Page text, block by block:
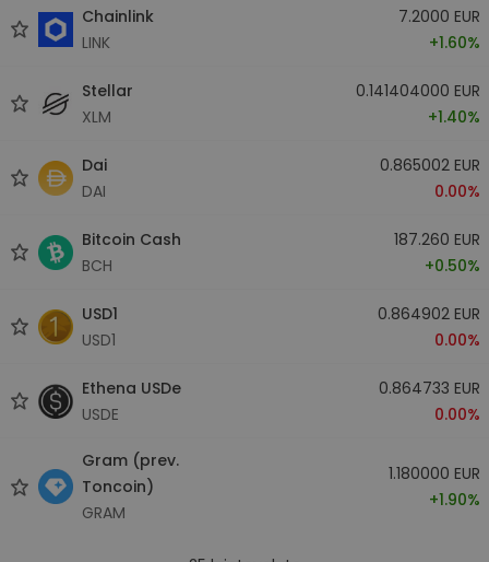
Chainlink
LINK
7.2000 EUR
+1.60%
Stellar
XLM
0.141404000 EUR
+1.40%
Dai
DAI
0.865002 EUR
0.00%
Bitcoin Cash
BCH
187.260 EUR
+0.50%
USD1
USD1
0.864902 EUR
0.00%
Ethena USDe
USDE
0.864733 EUR
0.00%
Gram (prev.
Toncoin)
GRAM
1.180000 EUR
+1.90%